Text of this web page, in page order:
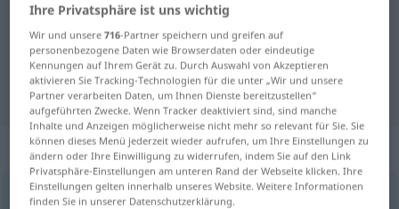
Deutsch-Englisch Übersetzung für
"gelenkig"
"gelenkig" Englisch Übersetzung
„gelenkig“: Adjektiv
gelenkigadj
Ihre Privatsphäre ist uns wichtig
Wir und unsere716-Partner speichern und greifen auf
personenbezogene Daten wie Browserdaten oder eindeutige
Kennungen auf Ihrem Gerät zu. Durch Auswahl von Akzeptieren
aktivieren Sie Tracking-Technologien für die unter „Wir und unsere
Partner verarbeiten Daten, um Ihnen Dienste bereitzustellen“
aufgeführten Zwecke. Wenn Tracker deaktiviert sind, sind manche
Inhalte und Anzeigen möglicherweise nicht mehr so relevant für Sie. Sie
können dieses Menü jederzeit wieder aufrufen, um Ihre Einstellungen zu
ändern oder Ihre Einwilligung zu widerrufen, indem Sie auf den Link
Privatsphäre-Einstellungen am unteren Rand der Webseite klicken. Ihre
Einstellungen gelten innerhalb unseres Website. Weitere Informationen
finden Sie in unserer Datenschutzerklärung.